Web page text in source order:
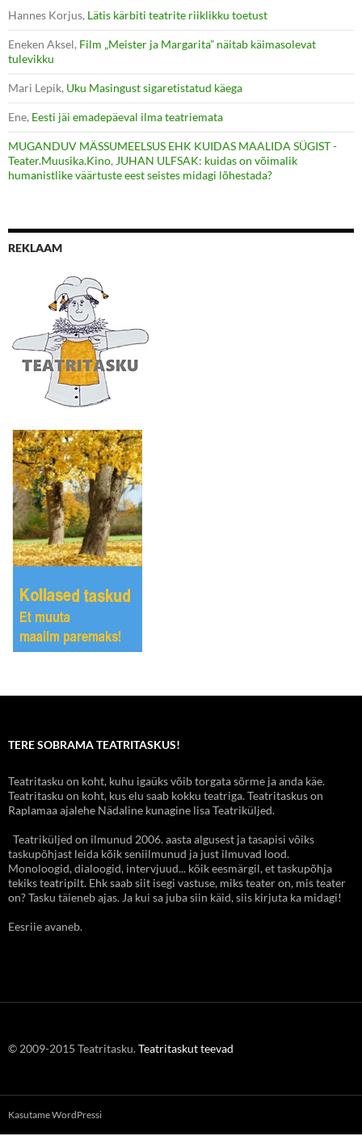
Hannes Korjus, Lätis kärbiti teatrite riiklikku toetust
Eneken Aksel, Film „Meister ja Margarita” näitab käimasolevat
tulevikku
Mari Lepik, Uku Masingust sigaretistatud käega
Ene, Eesti jäi emadepäeval ilma teatriemata
MUGANDUV MÄSSUMEELSUS EHK KUIDAS MAALIDA SÜGIST -
Teater.Muusika.Kino, JUHAN ULFSAK: kuidas on võimalik
humanistlike väärtuste eest seistes midagi lõhestada?
REKLAAM
TERE SOBRAMA TEATRITASKUS!
Teatritasku on koht, kuhu igaüks võib torgata sõrme ja anda käe.
Teatritasku on koht, kus elu saab kokku teatriga. Teatritaskus on
Raplamaa ajalehe Nädaline kunagine lisa Teatriküljed.
Teatriküljed on ilmunud 2006. aasta algusest ja tasapisi võiks
taskupõhjast leida kõik seniilmunud ja just ilmuvad lood.
Monoloogid, dialoogid, intervjuud... kõik eesmärgil, et taskupõhja
tekiks teatripilt. Ehk saab siit isegi vastuse, miks teater on, mis teater
on? Tasku täieneb ajas. Ja kui sa juba siin käid, siis kirjuta ka midagi!
Eesriie avaneb.
© 2009-2015 Teatritasku.Teatritaskut teevad
Kasutame WordPressi